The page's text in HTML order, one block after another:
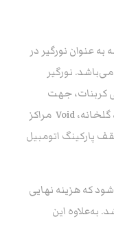
عنوان نورگیر در
نورگیر
کربنات، جهت
پوشش سقف حیاط خلوت، نورگیر سوله، گلخانه، Void مراکز
پارکینگ اتومبیل
که هزینه نهایی
به‌علاوه این